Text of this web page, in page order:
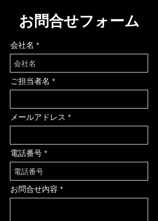
​お問合せフォーム
会社名
ご担当者名
メールアドレス
電話番号
お問合せ内容